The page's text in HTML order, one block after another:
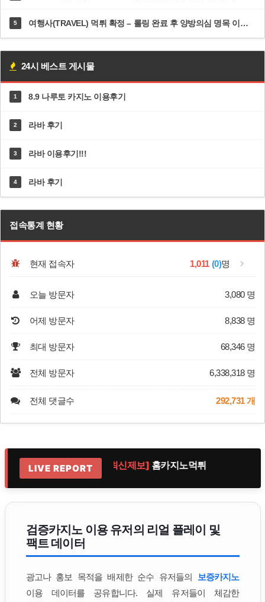
5 여행사(TRAVEL) 먹튀 확정 – 롤링 완료 후 양방의심 명목 이틀 방치·추가 롤링 300% 강요 | dal82.com
24시 베스트 게시물
1 8.9 나루토 카지노 이용후기
2 라바 후기
3 라바 이용후기!!!
4 라바 후기
접속통계 현황
현재 접속자 1,011 (0)명
오늘 방문자 3,080 명
어제 방문자 8,838 명
최대 방문자 68,346 명
전체 방문자 6,338,318 명
전체 댓글수 292,731 개
LIVE REPORT
[실시간 최신제보]홈카지노먹튀
검증카지노 이용 유저의 리얼 플레이 및
팩트 데이터
광고나 홍보 목적을 배제한 순수 유저들의
보증카지노
이용 데이터를 공유합니다. 실제 유저들이 체감한